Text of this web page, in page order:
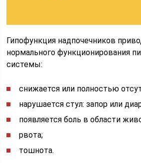
Гипофункция надпочечников
нормального функционирования
системы:
снижается или полностью
нарушается стул: запор или
появляется боль в области
рвота;
тошнота.